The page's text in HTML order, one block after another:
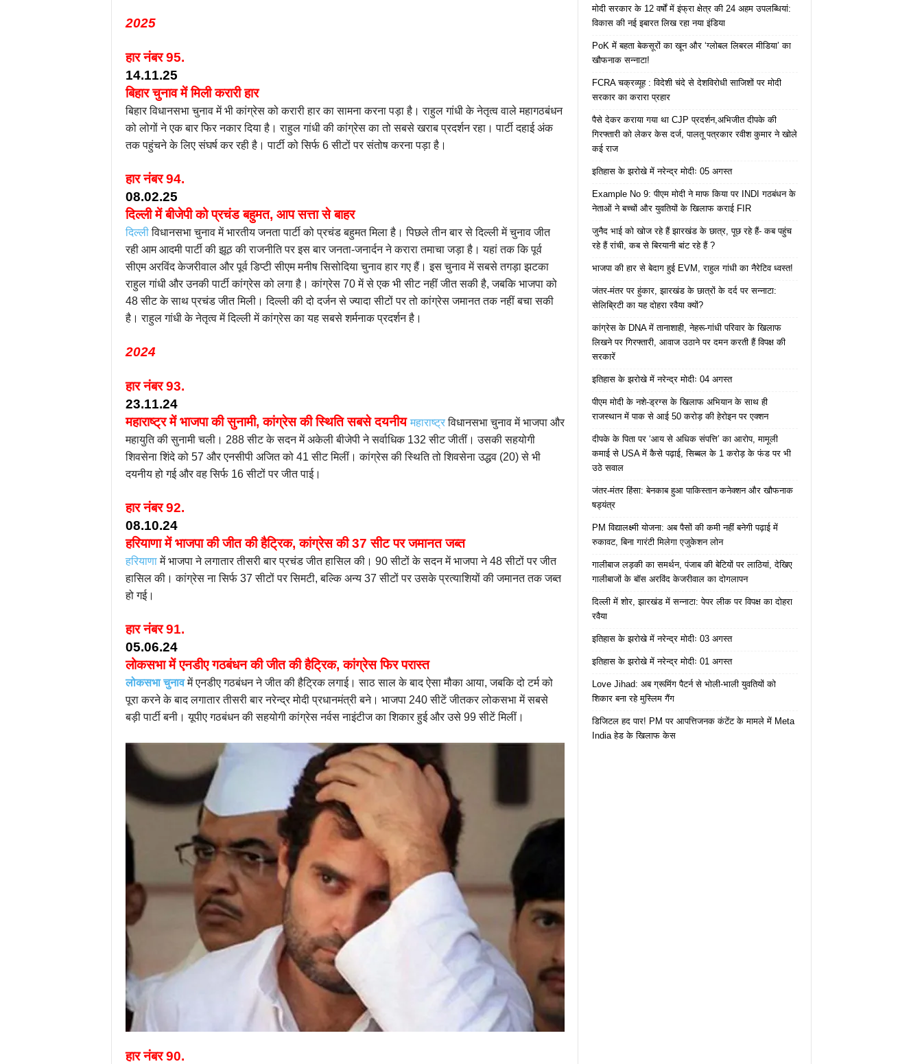
2025
हार नंबर 95.
14.11.25
बिहार चुनाव में मिली करारी हार
बिहार विधानसभा चुनाव में भी कांग्रेस को करारी हार का सामना करना पड़ा है। राहुल गांधी के नेतृत्व वाले महागठबंधन
को लोगों ने एक बार फिर नकार दिया है। राहुल गांधी की कांग्रेस का तो सबसे खराब प्रदर्शन रहा। पार्टी दहाई अंक
तक पहुंचने के लिए संघर्ष कर रही है। पार्टी को सिर्फ 6 सीटों पर संतोष करना पड़ा है।
हार नंबर 94.
08.02.25
दिल्ली में बीजेपी को प्रचंड बहुमत, आप सत्ता से बाहर
दिल्लीविधानसभा चुनाव में भारतीय जनता पार्टी को प्रचंड बहुमत मिला है। पिछले तीन बार से दिल्ली में चुनाव जीत
रही आम आदमी पार्टी की झूठ की राजनीति पर इस बार जनता-जनार्दन ने करारा तमाचा जड़ा है। यहां तक कि पूर्व
सीएम अरविंद केजरीवाल और पूर्व डिप्टी सीएम मनीष सिसोदिया चुनाव हार गए हैं। इस चुनाव में सबसे तगड़ा झटका
राहुल गांधी और उनकी पार्टी कांग्रेस को लगा है। कांग्रेस 70 में से एक भी सीट नहीं जीत सकी है, जबकि भाजपा को
48 सीट के साथ प्रचंड जीत मिली। दिल्ली की दो दर्जन से ज्यादा सीटों पर तो कांग्रेस जमानत तक नहीं बचा सकी
है। राहुल गांधी के नेतृत्व में दिल्ली में कांग्रेस का यह सबसे शर्मनाक प्रदर्शन है।
2024
हार नंबर 93.
23.11.24
महाराष्ट्र में भाजपा की सुनामी, कांग्रेस की स्थिति सबसे दयनीय महाराष्ट्रविधानसभा चुनाव में भाजपा और
महायुति की सुनामी चली। 288 सीट के सदन में अकेली बीजेपी ने सर्वाधिक 132 सीट जीतीं। उसकी सहयोगी
शिवसेना शिंदे को 57 और एनसीपी अजित को 41 सीट मिलीं। कांग्रेस की स्थिति तो शिवसेना उद्धव (20) से भी
दयनीय हो गई और वह सिर्फ 16 सीटों पर जीत पाई।
हार नंबर 92.
08.10.24
हरियाणा में भाजपा की जीत की हैट्रिक, कांग्रेस की 37 सीट पर जमानत जब्त
हरियाणामें भाजपा ने लगातार तीसरी बार प्रचंड जीत हासिल की। 90 सीटों के सदन में भाजपा ने 48 सीटों पर जीत
हासिल की। कांग्रेस ना सिर्फ 37 सीटों पर सिमटी, बल्कि अन्य 37 सीटों पर उसके प्रत्याशियों की जमानत तक जब्त
हो गई।
हार नंबर 91.
05.06.24
लोकसभा में एनडीए गठबंधन की जीत की हैट्रिक, कांग्रेस फिर परास्त
लोकसभा चुनावमें एनडीए गठबंधन ने जीत की हैट्रिक लगाई। साठ साल के बाद ऐसा मौका आया, जबकि दो टर्म को
पूरा करने के बाद लगातार तीसरी बार नरेन्द्र मोदी प्रधानमंत्री बने। भाजपा 240 सीटें जीतकर लोकसभा में सबसे
बड़ी पार्टी बनी। यूपीए गठबंधन की सहयोगी कांग्रेस नर्वस नाइंटीज का शिकार हुई और उसे 99 सीटें मिलीं।
हारनंबर90.
मोदी सरकार के 12 वर्षों में इंफ्रा क्षेत्र की 24 अहम उपलब्धियां:
विकास की नई इबारत लिख रहा नया इंडिया
PoK में बहता बेकसूरों का खून और ‘ग्लोबल लिबरल मीडिया’ का
खौफनाक सन्नाटा!
FCRA चक्रव्यूह : विदेशी चंदे से देशविरोधी साजिशों पर मोदी
सरकार का करारा प्रहार
पैसे देकर कराया गया था CJP प्रदर्शन,अभिजीत दीपके की
गिरफ्तारी को लेकर केस दर्ज, पालतू पत्रकार रवीश कुमार ने खोले
कई राज
इतिहास के झरोखे में नरेन्द्र मोदीः 05 अगस्त
Example No 9: पीएम मोदी ने माफ किया पर INDI गठबंधन के
नेताओं ने बच्चों और युवतियों के खिलाफ कराई FIR
जुनैद भाई को खोज रहे हैं झारखंड के छात्र, पूछ रहे हैं- कब पहुंच
रहे हैं रांची, कब से बिरयानी बांट रहे हैं ?
भाजपा की हार से बेदाग हुई EVM, राहुल गांधी का नैरेटिव ध्वस्त!
जंतर-मंतर पर हुंकार, झारखंड के छात्रों के दर्द पर सन्नाटा:
सेलिब्रिटी का यह दोहरा रवैया क्यों?
कांग्रेस के DNA में तानाशाही, नेहरू-गांधी परिवार के खिलाफ
लिखने पर गिरफ्तारी, आवाज उठाने पर दमन करती हैं विपक्ष की
सरकारें
इतिहास के झरोखे में नरेन्द्र मोदीः 04 अगस्त
पीएम मोदी के नशे-ड्रग्स के खिलाफ अभियान के साथ ही
राजस्थान में पाक से आई 50 करोड़ की हेरोइन पर एक्शन
दीपके के पिता पर ‘आय से अधिक संपत्ति’ का आरोप, मामूली
कमाई से USA में कैसे पढ़ाई, सिब्बल के 1 करोड़ के फंड पर भी
उठे सवाल
जंतर-मंतर हिंसा: बेनकाब हुआ पाकिस्तान कनेक्शन और खौफनाक
षड्यंत्र
PM विद्यालक्ष्मी योजना: अब पैसों की कमी नहीं बनेगी पढ़ाई में
रुकावट, बिना गारंटी मिलेगा एजुकेशन लोन
गालीबाज लड़की का समर्थन, पंजाब की बेटियों पर लाठियां, देखिए
गालीबाजों के बॉस अरविंद केजरीवाल का दोगलापन
दिल्ली में शोर, झारखंड में सन्नाटा: पेपर लीक पर विपक्ष का दोहरा
रवैया
इतिहास के झरोखे में नरेन्द्र मोदीः 03 अगस्त
इतिहास के झरोखे में नरेन्द्र मोदीः 01 अगस्त
Love Jihad: अब ग्रूमिंग पैटर्न से भोली-भाली युवतियों को
शिकार बना रहे मुस्लिम गैंग
डिजिटल हद पार! PM पर आपत्तिजनक कंटेंट के मामले में Meta
India हेड के खिलाफ केस